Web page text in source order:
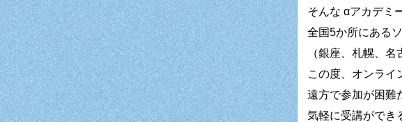
そんな αアカデミ
全国5か所にある
（銀座、札幌、名
この度、オンライ
遠方で参加が困難
気軽に受講ができ